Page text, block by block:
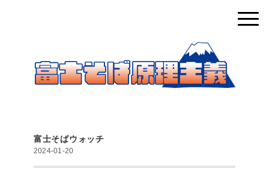
富士そばウォッチ
2024-01-20